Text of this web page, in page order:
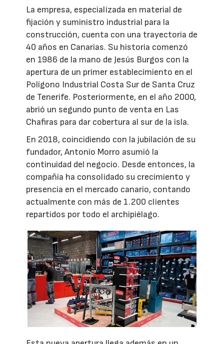
La empresa, especializada en material de
fijación y suministro industrial para la
construcción, cuenta con una trayectoria de
40 años en Canarias. Su historia comenzó
en 1986 de la mano de Jesús Burgos con la
apertura de un primer establecimiento en el
Polígono Industrial Costa Sur de Santa Cruz
de Tenerife. Posteriormente, en el año 2000,
abrió un segundo punto de venta en Las
Chafiras para dar cobertura al sur de la isla.
En 2018, coincidiendo con la jubilación de su
fundador, Antonio Morro asumió la
continuidad del negocio. Desde entonces, la
compañía ha consolidado su crecimiento y
presencia en el mercado canario, contando
actualmente con más de 1.200 clientes
repartidos por todo el archipiélago.